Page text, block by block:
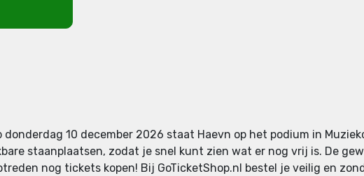
10 december 2026 staat Haevn op het podium in
staanplaatsen, zodat je snel kunt zien wat er nog vrij is. De
nog tickets kopen! Bij GoTicketShop.nl bestel je veilig en